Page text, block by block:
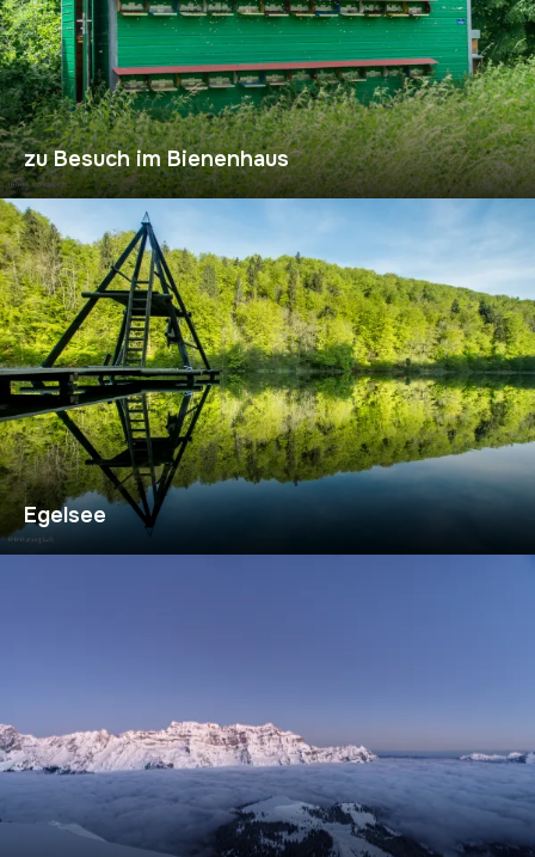
zu Besuch im Bienenhaus
Egelsee